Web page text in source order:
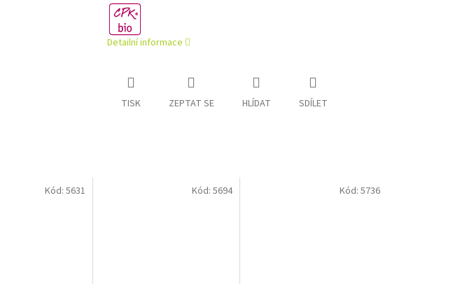
Detailní informace
TISK ZEPTAT SE HLÍDAT SDÍLET
Kód: 5631 Kód:5694 Kód: 5736